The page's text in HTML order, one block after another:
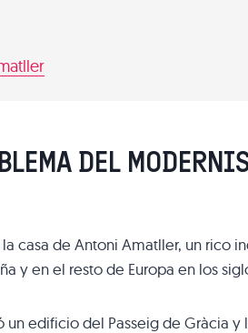
DEL
casa de Antoni Amatller, un rico
y en el resto de Europa en los
edificio del Passeig de Gràcia y